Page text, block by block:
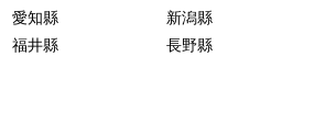
愛知縣
新潟縣
福井縣
長野縣